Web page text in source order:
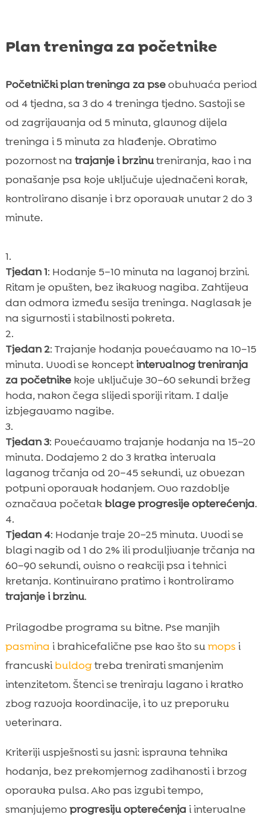
Plan treninga za početnike
Početnički plan treninga za pseobuhvaća period
od 4 tjedna, sa 3 do 4 treninga tjedno. Sastoji se
od zagrijavanja od 5 minuta, glavnog dijela
treninga i 5 minuta za hlađenje. Obratimo
pozornost na trajanje i brzinutreniranja, kao i na
ponašanje psa koje uključuje ujednačeni korak,
kontrolirano disanje i brz oporavak unutar 2 do 3
minute.
Tjedan 1: Hodanje 5–10 minuta na laganoj brzini.
Ritam je opušten, bez ikakvog nagiba. Zahtijeva
dan odmora između sesija treninga. Naglasak je
na sigurnosti i stabilnosti pokreta.
Tjedan 2: Trajanje hodanja povećavamo na 10–15
minuta. Uvodi se konceptintervalnog treniranja
za početnikekoje uključuje 30–60 sekundi bržeg
hoda, nakon čega slijedi sporiji ritam. I dalje
izbjegavamo nagibe.
Tjedan 3: Povećavamo trajanje hodanja na 15–20
minuta. Dodajemo 2 do 3 kratka intervala
laganog trčanja od 20–45 sekundi, uz obvezan
potpuni oporavak hodanjem. Ovo razdoblje
označava početak blage progresije opterećenja.
Tjedan 4: Hodanje traje 20–25 minuta. Uvodi se
blagi nagib od 1 do 2% ili produljivanje trčanja na
60–90 sekundi, ovisno o reakciji psa i tehnici
kretanja. Kontinuirano pratimo i kontroliramo
trajanje i brzinu.
Prilagodbe programa su bitne. Pse manjih
pasmina i brahicefalične pse kao što sumops i
francuskibuldogtreba trenirati smanjenim
intenzitetom. Štenci se treniraju lagano i kratko
zbog razvoja koordinacije, i to uz preporuku
veterinara.
Kriteriji uspješnosti su jasni: ispravna tehnika
hodanja, bez prekomjernog zadihanosti i brzog
oporavka pulsa. Ako pas izgubi tempo,
smanjujemo progresiju opterećenja i intervalne